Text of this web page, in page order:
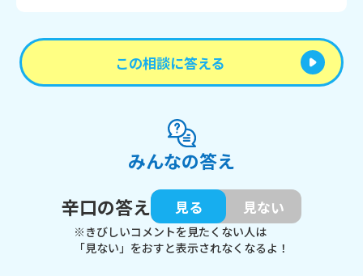
この相談に答える
みんなの答え
辛口の答え
見る 見ない
※きびしいコメントを見たくない人は
「見ない」をおすと表示されなくなるよ！